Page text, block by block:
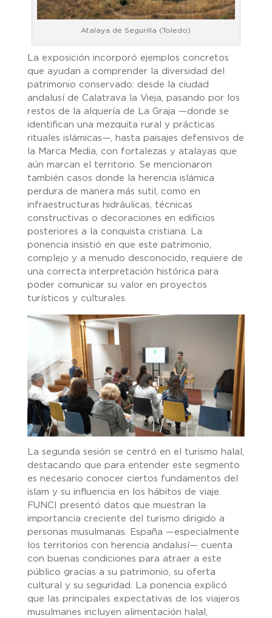
Atalaya de Segurilla (Toledo)
La exposición incorporó ejemplos concretos
que ayudan a comprender la diversidad del
patrimonio conservado: desde la ciudad
andalusí de Calatrava la Vieja, pasando por los
restos de la alquería de La Graja —donde se
identifican una mezquita rural y prácticas
rituales islámicas—, hasta paisajes defensivos de
la Marca Media, con fortalezas y atalayas que
aún marcan el territorio. Se mencionaron
también casos donde la herencia islámica
perdura de manera más sutil, como en
infraestructuras hidráulicas, técnicas
constructivas o decoraciones en edificios
posteriores a la conquista cristiana. La
ponencia insistió en que este patrimonio,
complejo y a menudo desconocido, requiere de
una correcta interpretación histórica para
poder comunicar su valor en proyectos
turísticos y culturales.
La segunda sesión se centró en el turismo halal,
destacando que para entender este segmento
es necesario conocer ciertos fundamentos del
islam y su influencia en los hábitos de viaje.
FUNCI presentó datos que muestran la
importancia creciente del turismo dirigido a
personas musulmanas. España —especialmente
los territorios con herencia andalusí— cuenta
con buenas condiciones para atraer a este
público gracias a su patrimonio, su oferta
cultural y su seguridad. La ponencia explicó
que las principales expectativas de los viajeros
musulmanes incluyen alimentación halal,